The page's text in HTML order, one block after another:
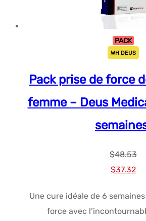
PACK
WH DEUS
Pack prise de force
femme – Deus
$48.53
Le
initial
était :
$37.32Le
Une cure idéale de 6
force avec